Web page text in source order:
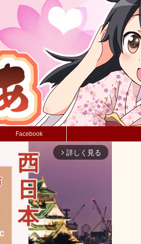
Facebook
arrow_forward_ios 詳しく見る